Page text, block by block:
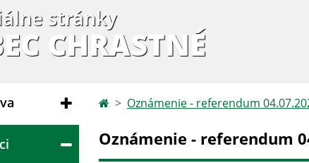
stránky
CHRASTNÉ
Oznámenie - referendum
Oznámenie - referendum